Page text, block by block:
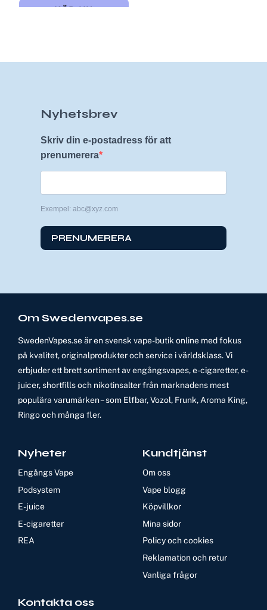
Nyhetsbrev
Skriv din e-postadress för att
prenumerera
Exempel: abc@xyz.com
PRENUMERERA
Om Swedenvapes.se
SwedenVapes.se är en svensk vape-butik online med fokus
på kvalitet, originalprodukter och service i världsklass. Vi
erbjuder ett brett sortiment av engångsvapes, e-cigaretter, e-
juicer, shortfills och nikotinsalter från marknadens mest
populära varumärken – som Elfbar, Vozol, Frunk, Aroma King,
Ringo och många fler.
Nyheter
Engångs Vape
Podsystem
E-juice
E-cigaretter
REA
Kundtjänst
Om oss
Vape blogg
Köpvillkor
Mina sidor
Policy och cookies
Reklamation och retur
Vanliga frågor
Kontakta oss